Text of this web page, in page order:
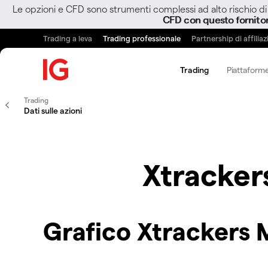
Le opzioni e CFD sono strumenti complessi ad alto rischio
CFD con questo
Trading a leva Trading professionale Partnership di
Trading
Trading
Dati sulle azioni
Grafico Xtrackers